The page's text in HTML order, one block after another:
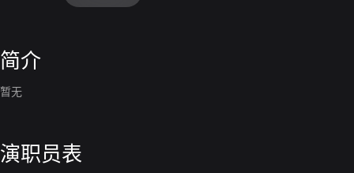
简介
暂无
演职员表